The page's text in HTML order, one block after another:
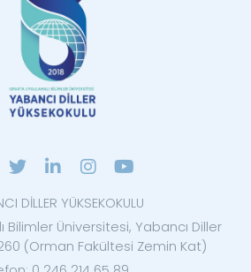
DİLLER YÜKSEKOKULU
Bilimler Üniversitesi, Yabancı Diller
(Orman Fakültesi Zemin Kat)